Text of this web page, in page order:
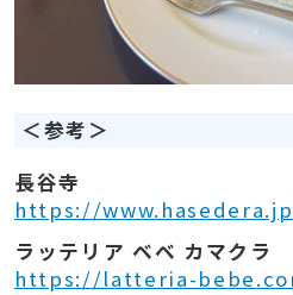
＜参考＞
長谷寺
https://
ラッテリア ベベ カマクラ
https://latteria-